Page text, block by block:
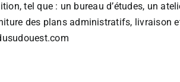
tel que : un bureau d’études, un
des plans administratifs, livraison